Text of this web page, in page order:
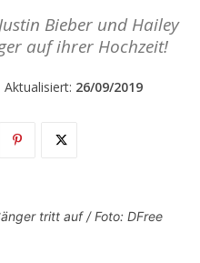
Bieber und Hailey
auf ihrer Hochzeit!
Aktualisiert: 26/09/2019
tritt auf / Foto: DFree